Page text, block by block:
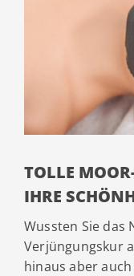
TOLLE
IHRE
Wussten Sie das
Verjüngungskur
hinaus aber